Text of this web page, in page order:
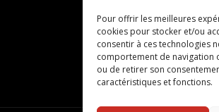
Pour offrir les meilleures
cookies pour stocker et/ou
consentir à ces technologies
comportement de navigation
ou de retirer son
caractéristiques et fonctions.